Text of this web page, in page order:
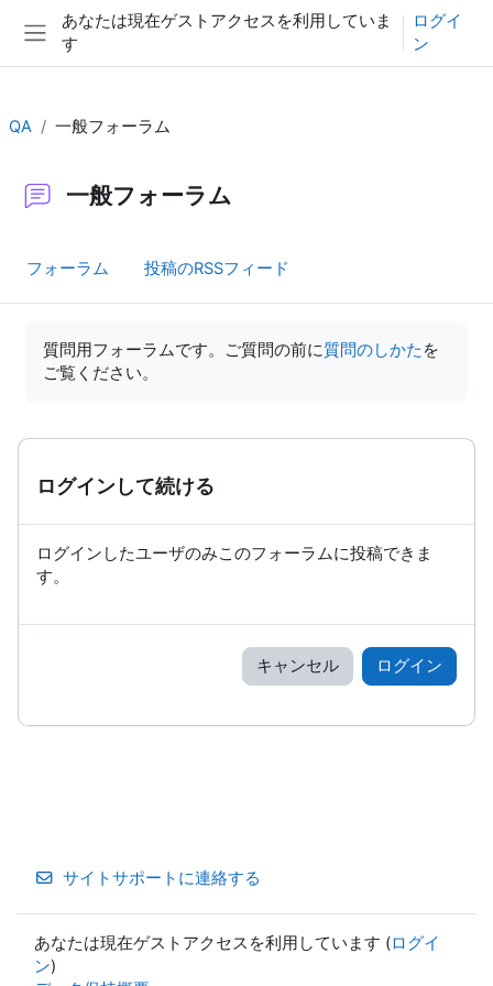
メインコンテンツへスキップする
サイドパネル
あなたは現在ゲストアクセスを利用していま
す
ログイ
ン
QA 一般フォーラム
一般フォーラム
フォーラム 投稿のRSSフィード
質問用フォーラムです。ご質問の前に質問のしかた を
ご覧ください。
ログインして続ける
ログインしたユーザのみこのフォーラムに投稿できま
す。
キャンセル ログイン
サイトサポートに連絡する
あなたは現在ゲストアクセスを利用しています (ログイ
ン)